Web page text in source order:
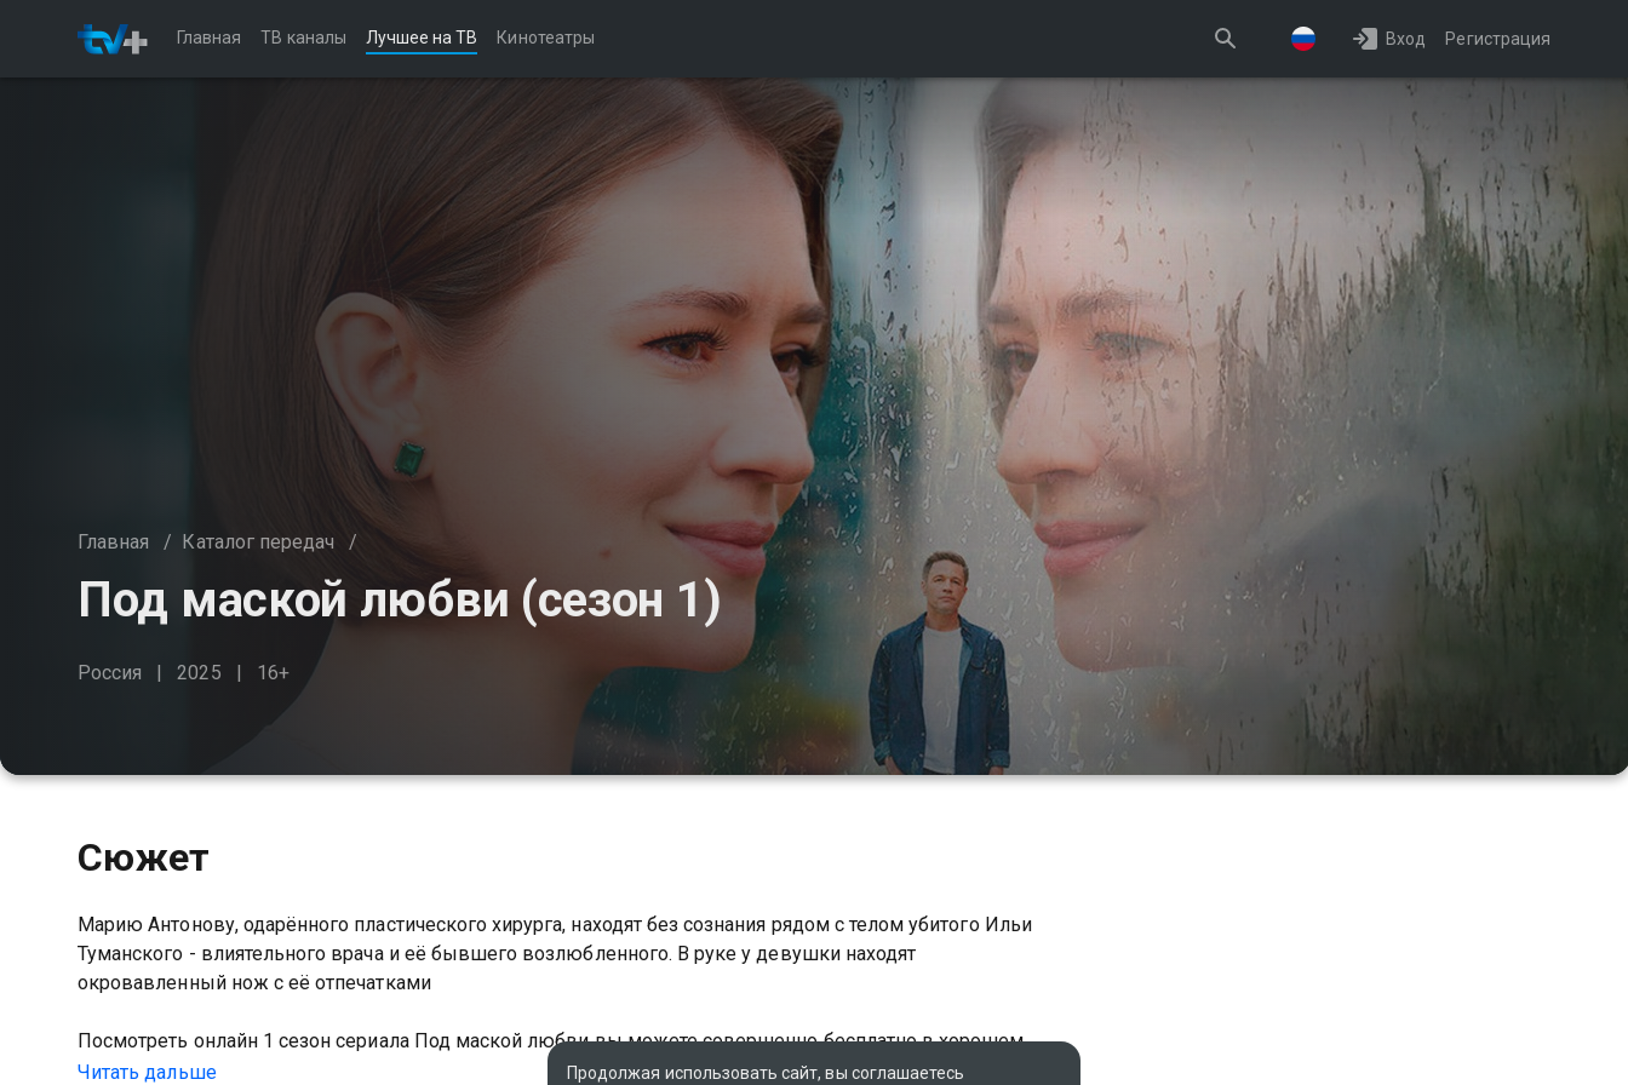
Главная ТВ каналы Лучшее на ТВ Кинотеатры Вход Регистрация
Главная / Каталог передач /
Под маской любви (сезон 1)
Россия 2025 16+
Сюжет
Марию Антонову, одарённого пластического хирурга, находят без сознания рядом с телом убитого Ильи
Туманского - влиятельного врача и её бывшего возлюбленного. В руке у девушки находят
окровавленный нож с её отпечатками
Посмотреть онлайн 1 сезон сериала Под маской любви вы можете совершенно бесплатно в хорошем
HD качестве на Казахтелеком
Читать дальше Продолжая использовать сайт, вы соглашаетесь